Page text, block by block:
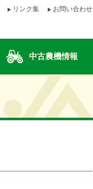
リンク集 お問い合わせ
中古農機情報